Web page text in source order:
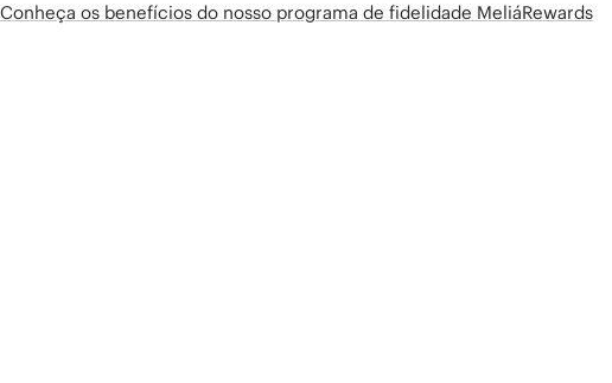
Conheça os benefícios do nosso programa de fidelidade MeliáRewards